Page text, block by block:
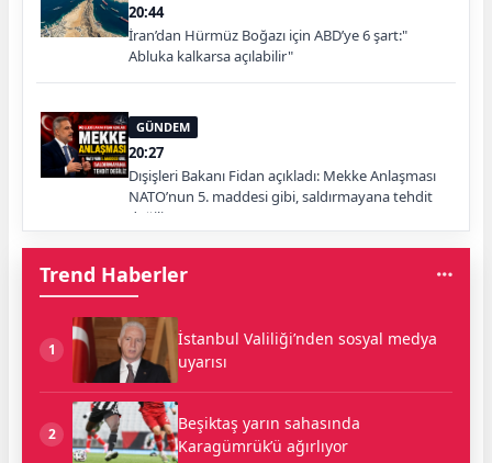
20:44
İran’dan Hürmüz Boğazı için ABD’ye 6 şart:"
Abluka kalkarsa açılabilir"
GÜNDEM
20:27
Dışişleri Bakanı Fidan açıkladı: Mekke Anlaşması
NATO’nun 5. maddesi gibi, saldırmayana tehdit
değiliz
Trend Haberler
1
İstanbul Valiliği’nden sosyal medya
uyarısı
2
Beşiktaş yarın sahasında
Karagümrük’ü ağırlıyor